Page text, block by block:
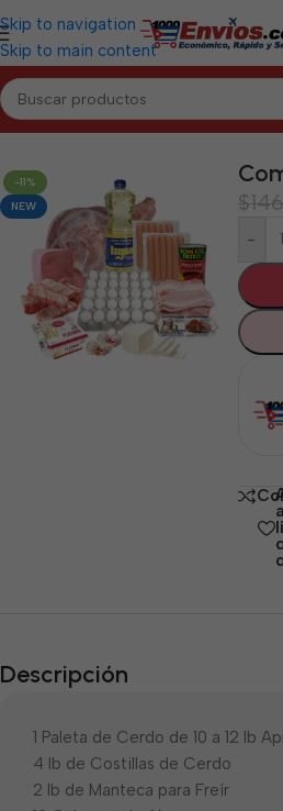
Skip to navigation
Skip to main content
Inicio/MATANZAS/Combos Matanzas
-11%
NEW
$
-
Descripción
1 Paleta de Cerdo de 10 a 12 lb
4 lb de Costillas de Cerdo
2 lb de Manteca para Freír